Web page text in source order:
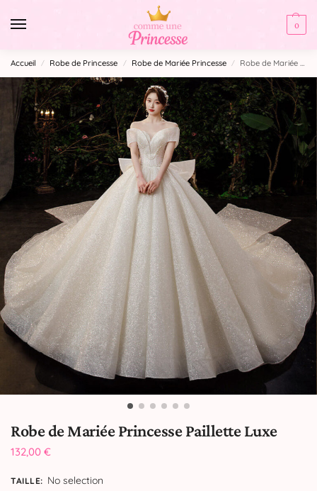
0
Accueil / Robe de Princesse / Robe de Mariée Princesse / Robe de Mariée Princesse Paillette Luxe
Robe de Mariée Princesse Paillette Luxe
132,00 €
TAILLE: No selection